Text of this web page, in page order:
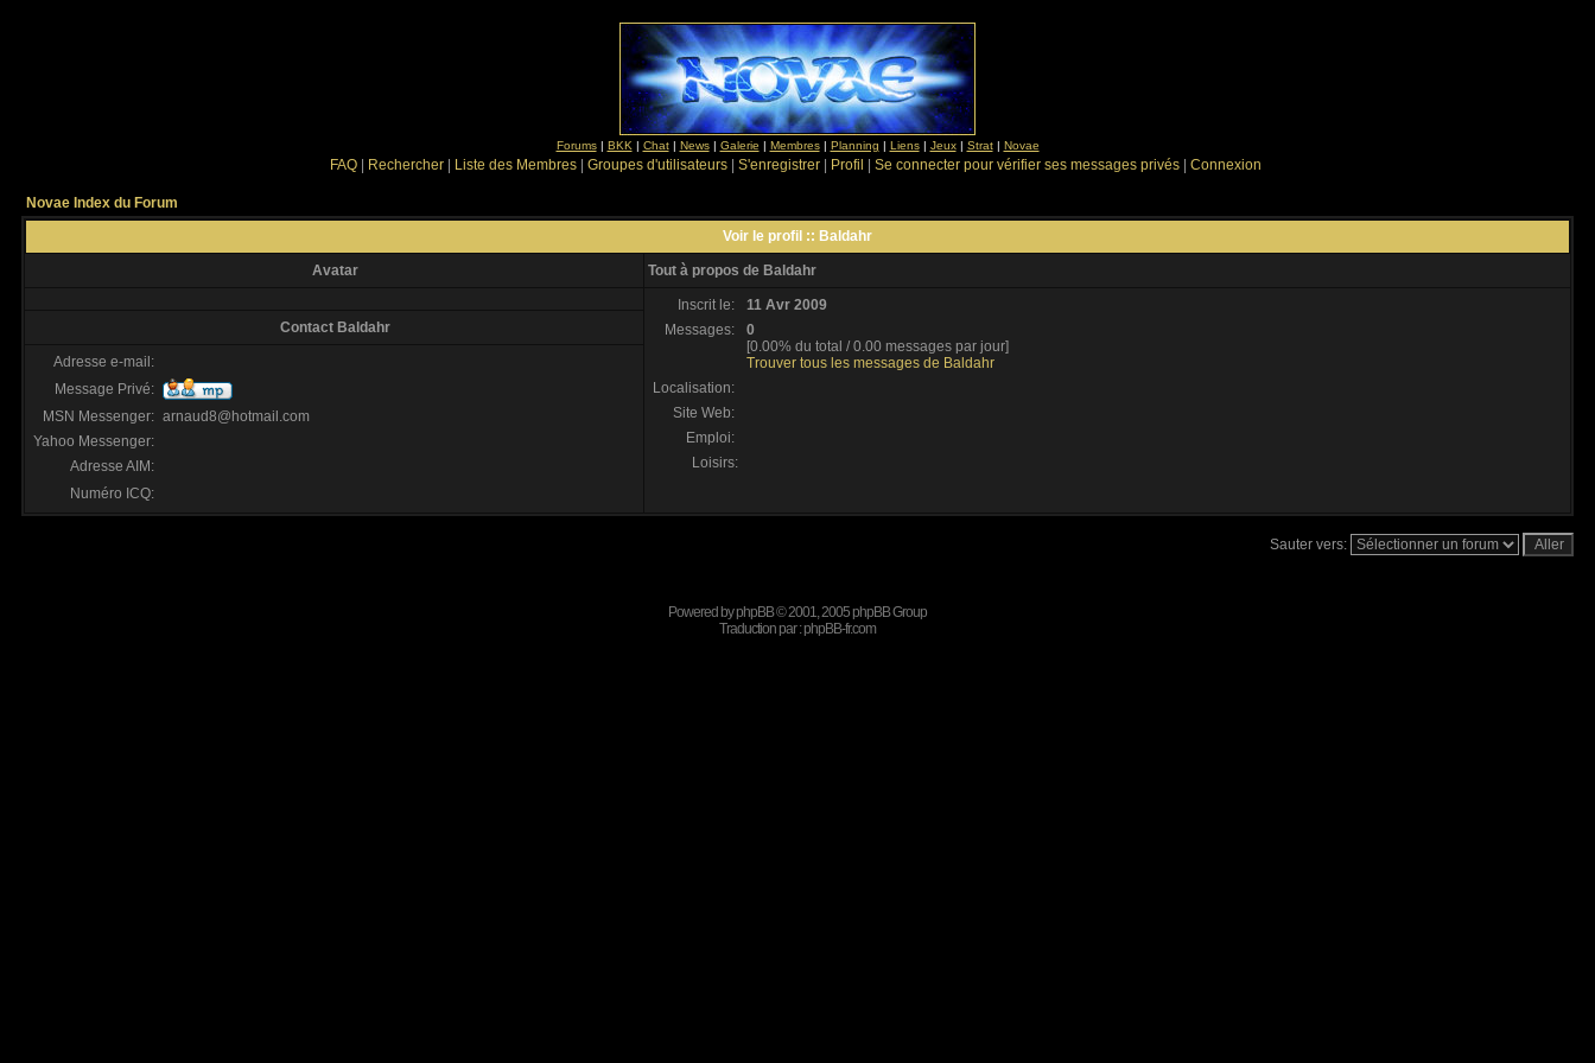
Forums| BKK | Chat| News| Galerie | Membres| Planning | Liens| Jeux| Strat| Novae
FAQ Rechercher Liste des Membres Groupes d'utilisateurs S'enregistrer Profil Se connecter pour vérifier ses messages privés Connexion
Novae Index du Forum
Voir le profil :: Baldahr
Avatar Tout à propos de Baldahr
Inscrit le:
11 Avr 2009
Messages:
0
[0.00% du total / 0.00 messages par jour]
Trouver tous les messages de Baldahr
Localisation:
Site Web:
Emploi:
Loisirs:
Contact Baldahr
Adresse e-mail:
Message Privé:
MSN Messenger: arnaud8@hotmail.com
Yahoo Messenger:
Adresse AIM:
Numéro ICQ:
Sauter vers:
Powered byphpBB© 2001, 2005 phpBB Group
Traduction par :phpBB-fr.com